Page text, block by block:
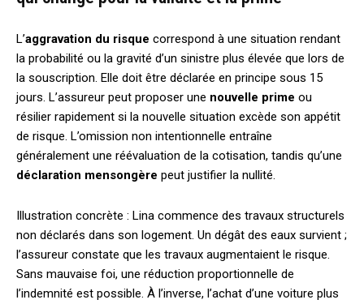
L’aggravation du risque correspond à une situation rendant
la probabilité ou la gravité d’un sinistre plus élevée que lors de
la souscription. Elle doit être déclarée en principe sous 15
jours. L’assureur peut proposer une nouvelle prime ou
résilier rapidement si la nouvelle situation excède son appétit
de risque. L’omission non intentionnelle entraîne
généralement une réévaluation de la cotisation, tandis qu’une
déclaration mensongère peut justifier la nullité.
Illustration concrète : Lina commence des travaux structurels
non déclarés dans son logement. Un dégât des eaux survient ;
l’assureur constate que les travaux augmentaient le risque.
Sans mauvaise foi, une réduction proportionnelle de
l’indemnité est possible. À l’inverse, l’achat d’une voiture plus